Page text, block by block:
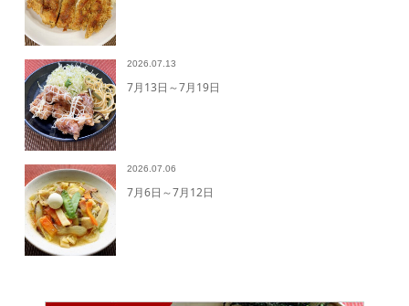
2026.07.13
7月13日～7月19日
2026.07.06
7月6日～7月12日